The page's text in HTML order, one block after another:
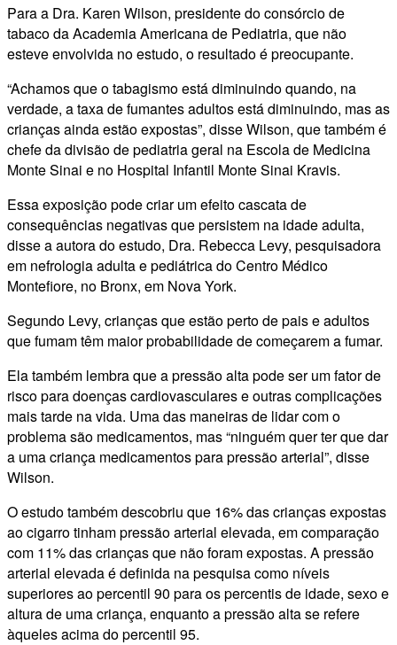
Para a Dra. Karen Wilson, presidente do consórcio de
tabaco da Academia Americana de Pediatria, que não
esteve envolvida no estudo, o resultado é preocupante.
“Achamos que o tabagismo está diminuindo quando, na
verdade, a taxa de fumantes adultos está diminuindo, mas as
crianças ainda estão expostas”, disse Wilson, que também é
chefe da divisão de pediatria geral na Escola de Medicina
Monte Sinai e no Hospital Infantil Monte Sinai Kravis.
Essa exposição pode criar um efeito cascata de
consequências negativas que persistem na idade adulta,
disse a autora do estudo, Dra. Rebecca Levy, pesquisadora
em nefrologia adulta e pediátrica do Centro Médico
Montefiore, no Bronx, em Nova York.
Segundo Levy, crianças que estão perto de pais e adultos
que fumam têm maior probabilidade de começarem a fumar.
Ela também lembra que a pressão alta pode ser um fator de
risco para doenças cardiovasculares e outras complicações
mais tarde na vida. Uma das maneiras de lidar com o
problema são medicamentos, mas “ninguém quer ter que dar
a uma criança medicamentos para pressão arterial”, disse
Wilson.
O estudo também descobriu que 16% das crianças expostas
ao cigarro tinham pressão arterial elevada, em comparação
com 11% das crianças que não foram expostas. A pressão
arterial elevada é definida na pesquisa como níveis
superiores ao percentil 90 para os percentis de idade, sexo e
altura de uma criança, enquanto a pressão alta se refere
àqueles acima do percentil 95.